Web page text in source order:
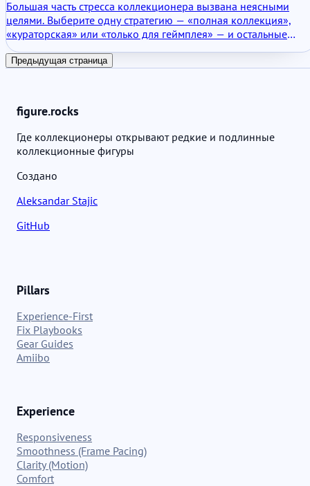
системах.
Большая часть стресса коллекционера вызвана неясными
целями. Выберите одну стратегию — «полная коллекция»,
«кураторская» или «только для геймплея» — и остальные
ваши решения станут проще.
Предыдущая страница
figure.rocks
Где коллекционеры открывают редкие и подлинные
коллекционные фигуры
Создано
Aleksandar Stajic
GitHub
Pillars
Experience-First
Fix Playbooks
Gear Guides
Amiibo
Experience
Responsiveness
Smoothness (Frame Pacing)
Clarity (Motion)
Comfort